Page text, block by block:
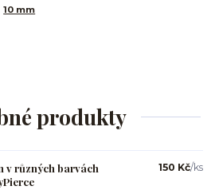
10 mm
produkty
v různých barvách
150 Kč/ks